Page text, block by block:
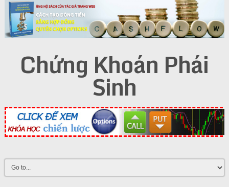
Chứng Khoán Phái
Sinh